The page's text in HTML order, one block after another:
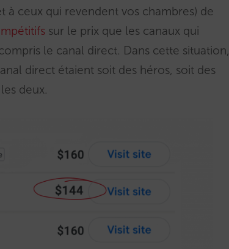
à ceux qui revendent vos chambres) de
sur le prix que les canaux qui
le canal direct. Dans cette situation,
direct étaient soit des héros, soit des
deux.